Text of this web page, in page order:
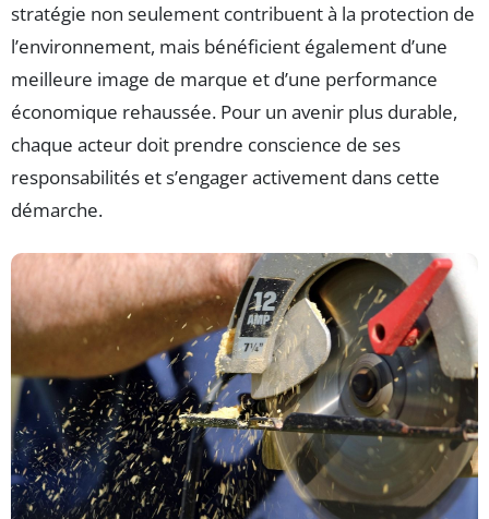
stratégie non seulement contribuent à la protection de
l’environnement, mais bénéficient également d’une
meilleure image de marque et d’une performance
économique rehaussée. Pour un avenir plus durable,
chaque acteur doit prendre conscience de ses
responsabilités et s’engager activement dans cette
démarche.